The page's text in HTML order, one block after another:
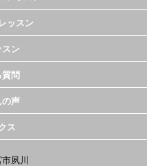
ッスン
ン
問
の声
ス
夙川